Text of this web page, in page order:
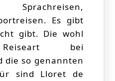
Es gibt
gibt. Die wohl
bei
die so genannten
sind Lloret de